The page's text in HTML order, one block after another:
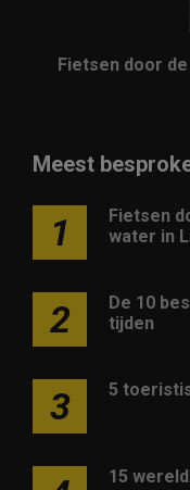
Fietsen door
Meest
1
Fietsen
water in
2
De 10
tijden
3 5
15